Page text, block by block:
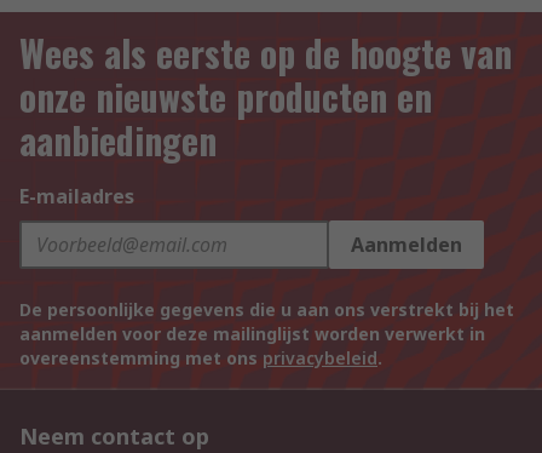
Wees als eerste op de hoogte van
onze nieuwste producten en
aanbiedingen
E-mailadres
Aanmelden
De persoonlijke gegevens die u aan ons verstrekt bij het
aanmelden voor deze mailinglijst worden verwerkt in
overeenstemming met ons privacybeleid.
Neem contact op